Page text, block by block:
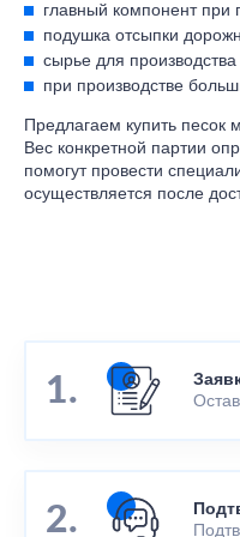
главный компонент при
подушка отсыпки
сырье для
при производстве
Предлагаем купить
Вес конкретной партии
помогут провести
осуществляется после